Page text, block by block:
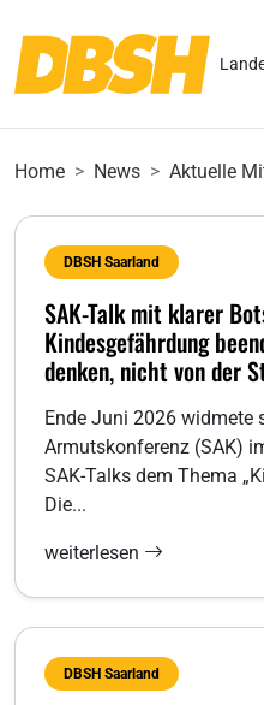
Home News Aktuelle
DBSH Saarland
SAK-Talk mit klarer
Kindesgefährdung
denken, nicht von der
Ende Juni 2026 widmete
Armutskonferenz (SAK)
SAK-Talks dem Thema
Die...
weiterlesen
DBSH Saarland